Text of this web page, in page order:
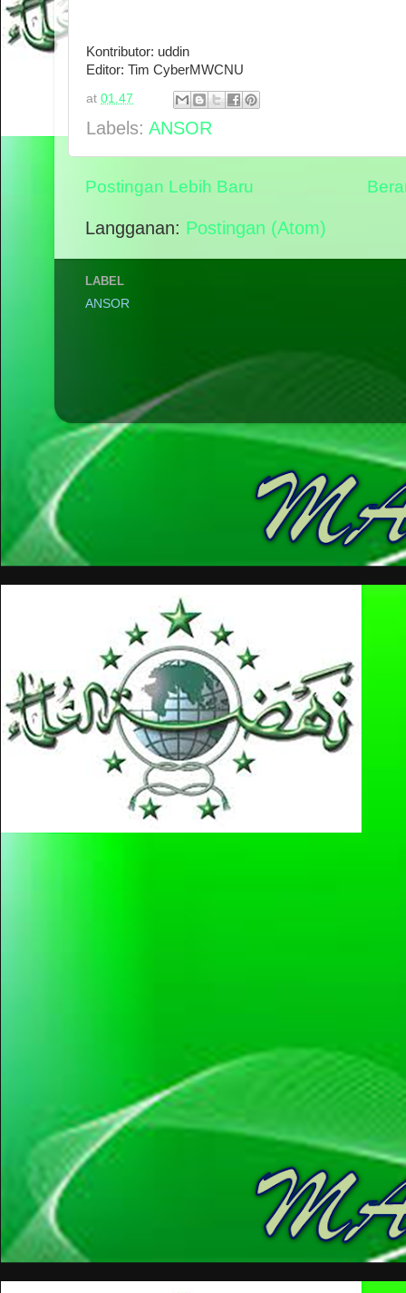
Kontributor: uddin
Editor: Tim CyberMWCNU
at01.47
Labels:ANSOR
Postingan Lebih Baru
Langganan: Postingan (Atom)
LABEL
ANSOR